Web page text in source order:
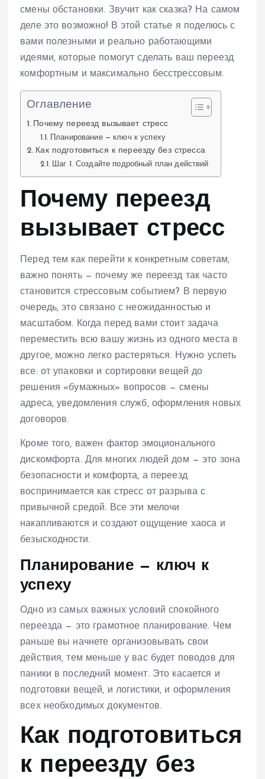
смены обстановки. Звучит как сказка? На самом
деле это возможно! В этой статье я поделюсь с
вами полезными и реально работающими
идеями, которые помогут сделать ваш переезд
комфортным и максимально бесстрессовым.
Оглавление
Почему переезд вызывает стресс
Планирование — ключ к успеху
Как подготовиться к переезду без стресса
Шаг 1. Создайте подробный план действий
Почему переезд
вызывает стресс
Перед тем как перейти к конкретным советам,
важно понять — почему же переезд так часто
становится стрессовым событием? В первую
очередь, это связано с неожиданностью и
масштабом. Когда перед вами стоит задача
переместить всю вашу жизнь из одного места в
другое, можно легко растеряться. Нужно успеть
все: от упаковки и сортировки вещей до
решения «бумажных» вопросов — смены
адреса, уведомления служб, оформления новых
договоров.
Кроме того, важен фактор эмоционального
дискомфорта. Для многих людей дом — это зона
безопасности и комфорта, а переезд
воспринимается как стресс от разрыва с
привычной средой. Все эти мелочи
накапливаются и создают ощущение хаоса и
безысходности.
Планирование — ключ к
успеху
Одно из самых важных условий спокойного
переезда — это грамотное планирование. Чем
раньше вы начнете организовывать свои
действия, тем меньше у вас будет поводов для
паники в последний момент. Это касается и
подготовки вещей, и логистики, и оформления
всех необходимых документов.
Как подготовиться
к переезду без